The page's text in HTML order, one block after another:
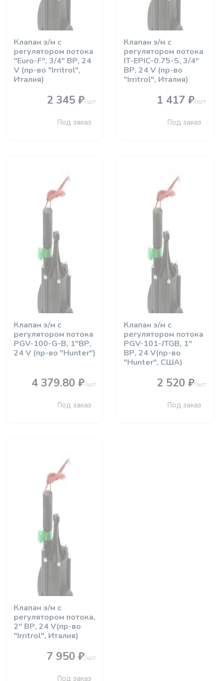
Клапан э/м с
регулятором потока
"Euro-F", 3/4" ВР, 24
V (пр-во "Irritrol",
Италия)
2 345 ₽/шт
Под заказ
Клапан э/м с
регулятором потока
IT-EPIC-0.75-S, 3/4"
ВР, 24 V (пр-во
"Irritrol", Италия)
1 417 ₽/шт
Под заказ
Клапан э/м с
регулятором потока
PGV-100-G-B, 1"ВР,
24 V (пр-во "Hunter")
4 379.80 ₽/шт
Под заказ
Клапан э/м с
регулятором потока
PGV-101-JTGB, 1"
ВР, 24 V(пр-во
"Hunter", США)
2 520 ₽/шт
Под заказ
Клапан э/м с
регулятором потока,
2" ВР, 24 V(пр-во
"Irritrol", Италия)
7 950 ₽/шт
Под заказ